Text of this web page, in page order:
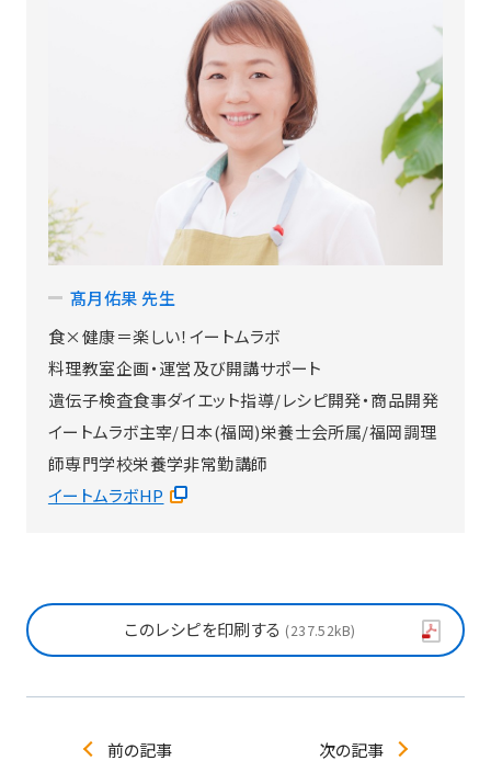
髙月佑果 先生
食×健康＝楽しい！イートムラボ
料理教室企画・運営及び開講サポート
遺伝子検査食事ダイエット指導/レシピ開発・商品開発
イートムラボ主宰/日本(福岡)栄養士会所属/福岡調理
師専門学校栄養学非常勤講師
イートムラボHP
このレシピを印刷する 237.52kB
前の記事 次の記事